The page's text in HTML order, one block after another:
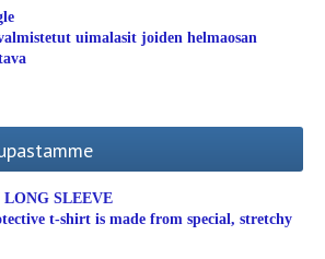
uimalasit joiden helmaosan
SLEEVE
t-shirt is made from special, stretchy